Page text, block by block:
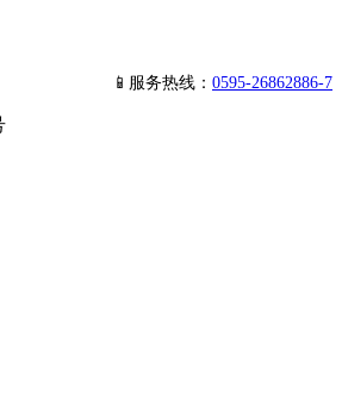
📱服务热线： 0595-26862886-7